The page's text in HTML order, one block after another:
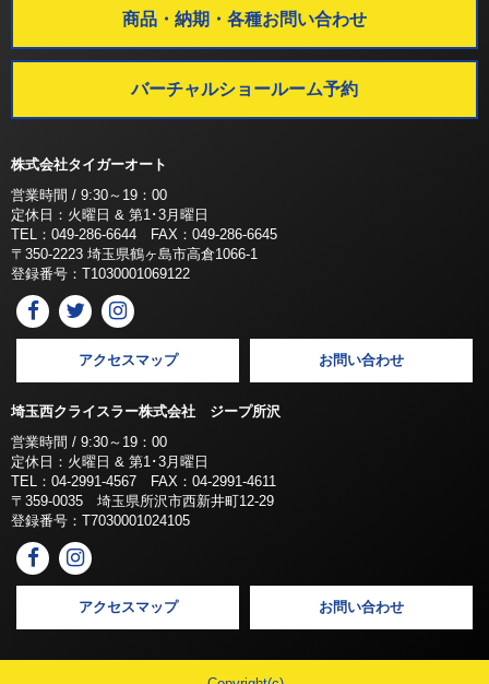
商品・納期・各種お問い合わせ
バーチャルショールーム予約
株式会社タイガーオート
営業時間 / 9:30～19：00
定休日：火曜日 & 第1･3月曜日
TEL：049-286-6644 FAX：049-286-6645
〒350-2223 埼玉県鶴ヶ島市高倉1066-1
登録番号：T1030001069122
アクセスマップ お問い合わせ
埼玉西クライスラー株式会社 ジープ所沢
営業時間 / 9:30～19：00
定休日：火曜日 & 第1･3月曜日
TEL：04-2991-4567 FAX：04-2991-4611
〒359-0035 埼玉県所沢市西新井町12-29
登録番号：T7030001024105
アクセスマップ お問い合わせ